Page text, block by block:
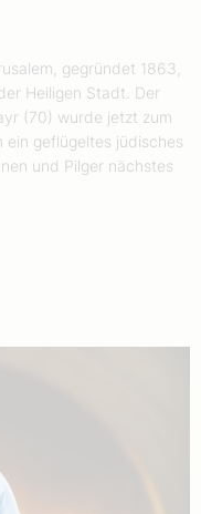
gegründet 1863,
Heiligen Stadt. Der
(70) wurde jetzt zum
ein geflügeltes jüdisches
und Pilger nächstes